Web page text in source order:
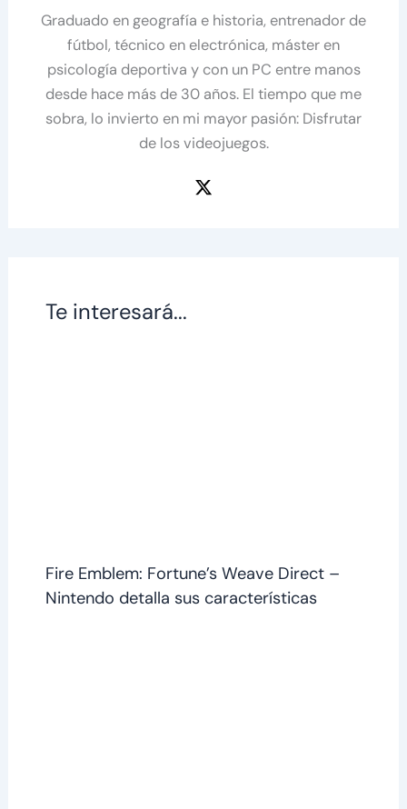
Graduado en geografía e historia, entrenador de
fútbol, técnico en electrónica, máster en
psicología deportiva y con un PC entre manos
desde hace más de 30 años. El tiempo que me
sobra, lo invierto en mi mayor pasión: Disfrutar
de los videojuegos.
Te interesará...
Fire Emblem: Fortune’s Weave Direct –
Nintendo detalla sus características